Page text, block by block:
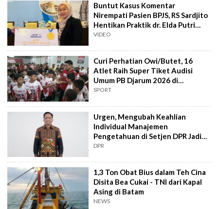
Buntut Kasus Komentar
Nirempati Pasien BPJS, RS Sardjito
Hentikan Praktik dr. Elda Putri
Rahard
VIDEO
Curi Perhatian Owi/Butet, 16
Atlet Raih Super Tiket Audisi
Umum PB Djarum 2026 di
Makassar
SPORT
Urgen, Mengubah Keahlian
Individual Manajemen
Pengetahuan di Setjen DPR Jadi
Kekuatan Institusional
DPR
1,3 Ton Obat Bius dalam Teh Cina
Disita Bea Cukai - TNI dari Kapal
Asing di Batam
NEWS